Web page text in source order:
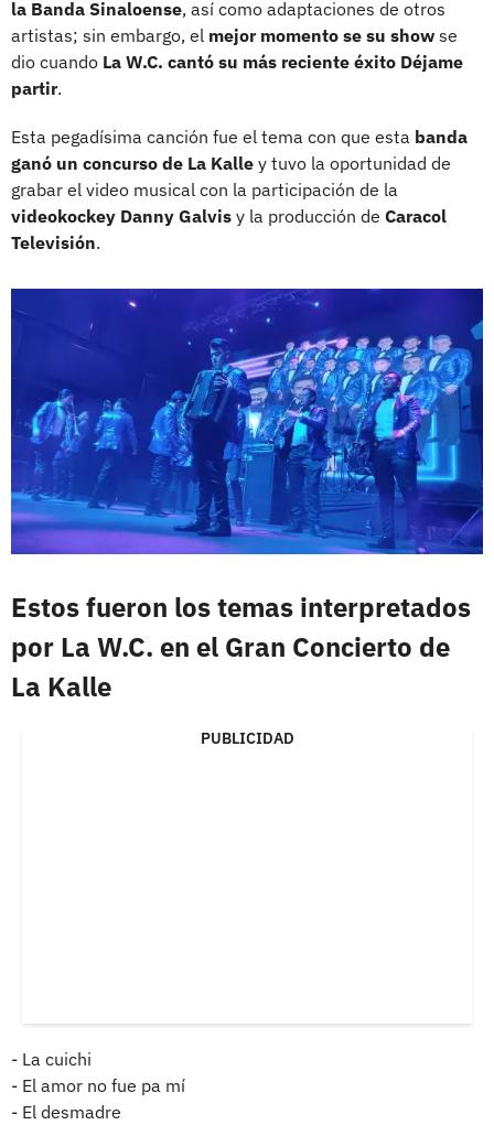
la Banda Sinaloense, así como adaptaciones de otros
artistas; sin embargo, el mejor momento se su show se
dio cuando La W.C. cantó su más reciente éxito Déjame
partir.
Esta pegadísima canción fue el tema con que esta banda
ganó un concurso de La Kalle y tuvo la oportunidad de
grabar el video musical con la participación de la
videokockey Danny Galvis y la producción de Caracol
Televisión.
Estos fueron los temas interpretados
por La W.C. en el Gran Concierto de
La Kalle
PUBLICIDAD
- La cuichi
- El amor no fue pa mí
- El desmadre